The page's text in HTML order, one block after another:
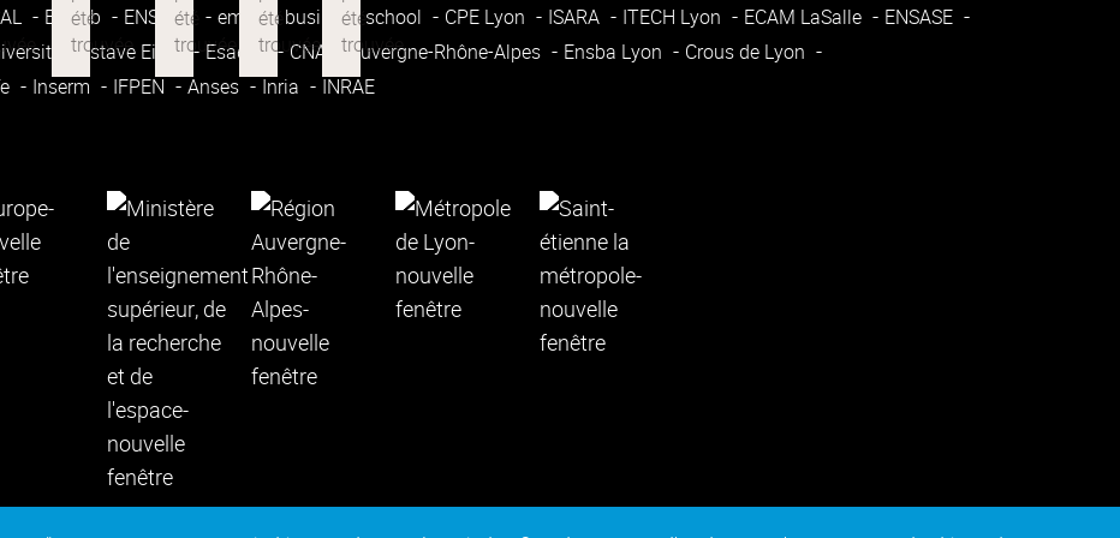
Enssib ENSATT emlyon business school CPE Lyon ISARA ITECH Lyon ECAM LaSalle
ENSASE
Gustave Eiffel Esadse CNAM Auvergne-Rhône-Alpes Ensba Lyon
Crous de Lyon
Inserm IFPEN Anses Inria INRAE